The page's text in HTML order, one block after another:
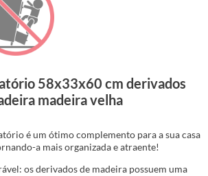
58x33x60 cm derivados
madeira velha
é um ótimo complemento para a sua casa
a mais organizada e atraente!
os derivados de madeira possuem uma